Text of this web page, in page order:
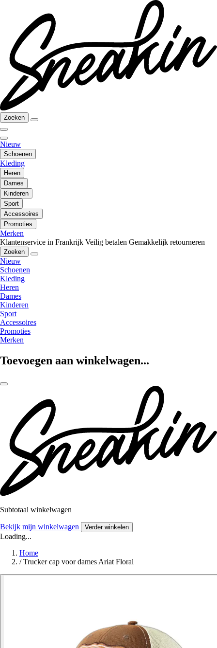
Zoeken
Nieuw
Schoenen
Kleding
Heren
Dames
Kinderen
Sport
Accessoires
Promoties
Merken
Klantenservice in Frankrijk Veilig betalen Gemakkelijk retourneren
Zoeken
Nieuw
Schoenen
Kleding
Heren
Dames
Kinderen
Sport
Accessoires
Promoties
Merken
Toevoegen aan winkelwagen...
Subtotaal winkelwagen
Bekijk mijn winkelwagen Verder winkelen
Loading...
Home
/ Trucker cap voor dames Ariat Floral